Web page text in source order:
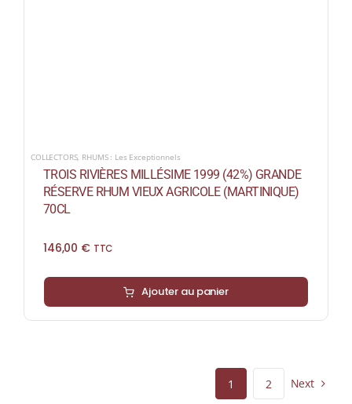
COLLECTORS, RHUMS : Les Exceptionnels
TROIS RIVIÈRES MILLÉSIME 1999 (42%) GRANDE
RÉSERVE RHUM VIEUX AGRICOLE (MARTINIQUE)
70CL
146,00 € TTC
Ajouter au panier
1 2 Next